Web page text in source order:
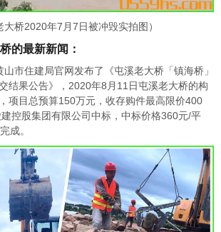
大桥2020年7月7日被冲毁实拍图）
的最新新闻：
市住建局官网发布了《屯溪老大桥「镇海桥」
结果公告》，2020年8月11日屯溪老大桥的构
项目总预算150万元，收存购件最高限价400
控股集团有限公司中标，中标价格360元/平
成。